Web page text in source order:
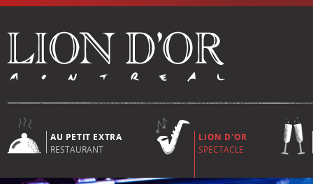
AU PETIT EXTRA
RESTAURANT
LION D'OR
SPECTACLE